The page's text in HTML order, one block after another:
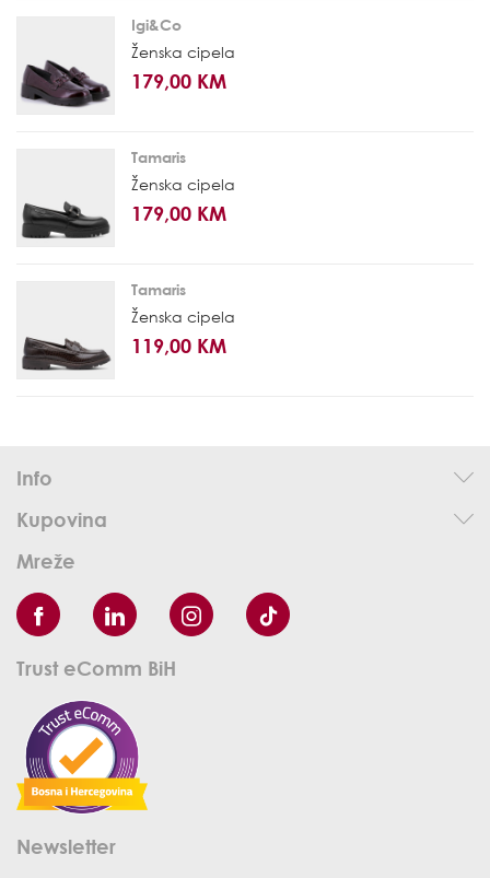
Igi&Co
Ženska cipela
179,00 KM
Tamaris
Ženska cipela
179,00 KM
Tamaris
Ženska cipela
119,00 KM
Info
Kupovina
Mreže
Trust eComm BiH
Newsletter